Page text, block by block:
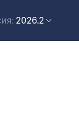
2026.22026.4
2026.2